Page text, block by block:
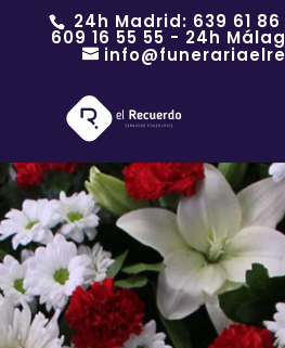
24h Madrid: 639 61 86
609 16 55 55 - 24h